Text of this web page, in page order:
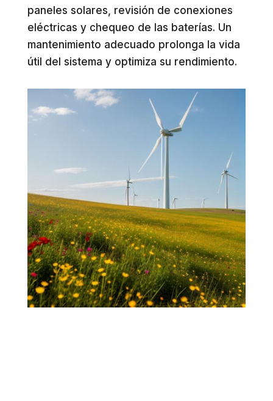
paneles solares, revisión de conexiones
eléctricas y chequeo de las baterías. Un
mantenimiento adecuado prolonga la vida
útil del sistema y optimiza su rendimiento.